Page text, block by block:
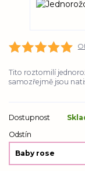
Tito roztomilí
samozřejmě jsou
Dostupnost
Odstín